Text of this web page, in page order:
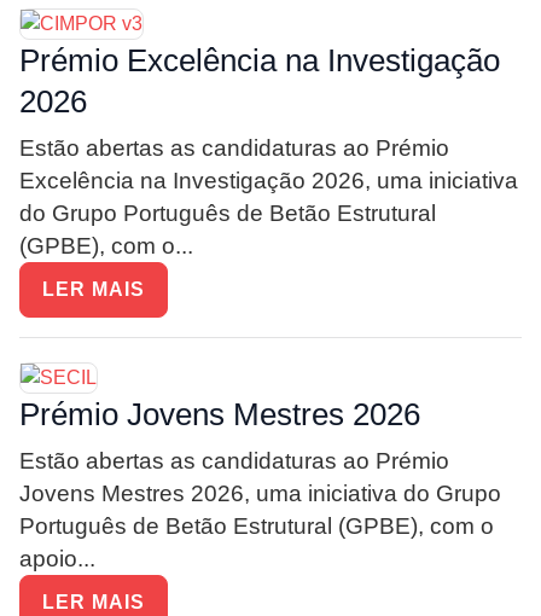
Prémio Excelência na Investigação
2026
Estão abertas as candidaturas ao Prémio
Excelência na Investigação 2026, uma iniciativa
do Grupo Português de Betão Estrutural
(GPBE), com o...
LER MAIS
Prémio Jovens Mestres 2026
Estão abertas as candidaturas ao Prémio
Jovens Mestres 2026, uma iniciativa do Grupo
Português de Betão Estrutural (GPBE), com o
apoio...
LER MAIS